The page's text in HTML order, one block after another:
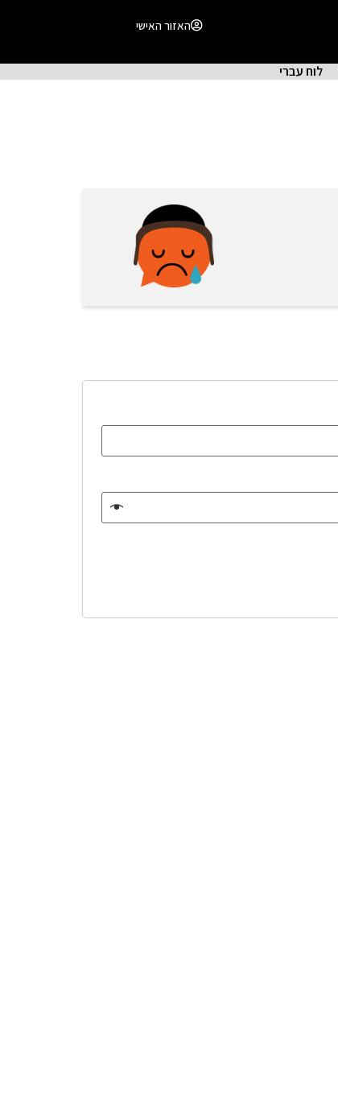
האזור האישי
לוח עברי